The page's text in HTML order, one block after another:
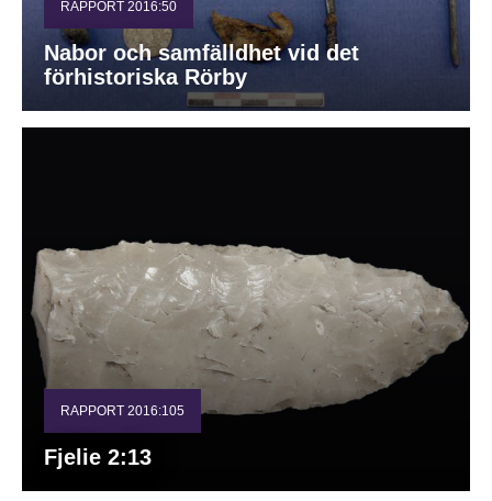
RAPPORT 2016:50
Nabor och samfälldhet vid det
förhistoriska Rörby
RAPPORT 2016:105
Fjelie 2:13